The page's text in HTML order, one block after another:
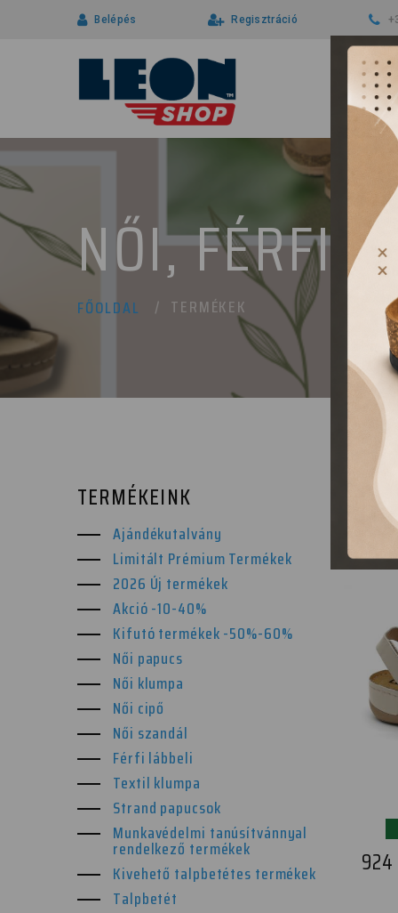
Belépés Regisztráció
NŐI, FÉRFI
FŐOLDAL TERMÉKEK
TERMÉKEINK
Ajándékutalvány
Limitált Prémium Termékek
2026 Új termékek
Akció -10-40%
Kifutó termékek -50%-60%
Női papucs
Női klumpa
Női cipő
Női szandál
Férfi lábbeli
Textil klumpa
Strand papucsok
Munkavédelmi tanúsítvánnyal
rendelkező termékek
Kivehető talpbetétes termékek
Talpbetét
924